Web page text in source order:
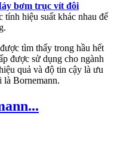
bơm trục vít đôi
tính hiệu suất khác nhau để
tìm thấy trong hầu hết
được sử dụng cho ngành
quả và độ tin cậy là ưu
là Bornemann.